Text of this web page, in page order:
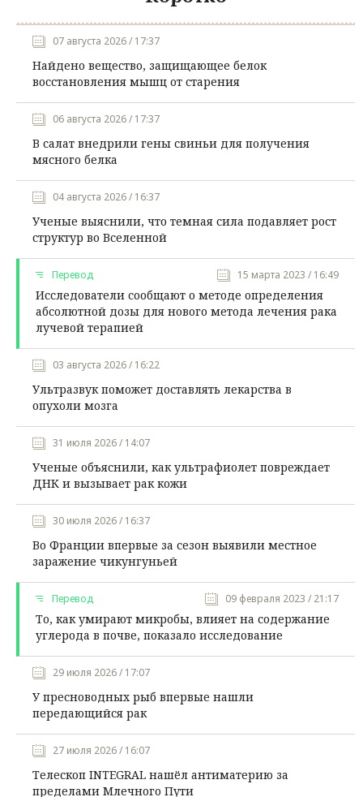
07 августа 2026 / 17:37
Найдено вещество, защищающее белок
восстановления мышц от старения
06 августа 2026 / 17:37
В салат внедрили гены свиньи для получения
мясного белка
04 августа 2026 / 16:37
Ученые выяснили, что темная сила подавляет рост
структур во Вселенной
Перевод 15 марта 2023 / 16:49
Исследователи сообщают о методе определения
абсолютной дозы для нового метода лечения рака
лучевой терапией
03 августа 2026 / 16:22
Ультразвук поможет доставлять лекарства в
опухоли мозга
31 июля 2026 / 14:07
Ученые объяснили, как ультрафиолет повреждает
ДНК и вызывает рак кожи
30 июля 2026 / 16:37
Во Франции впервые за сезон выявили местное
заражение чикунгуньей
Перевод 09 февраля 2023 / 21:17
То, как умирают микробы, влияет на содержание
углерода в почве, показало исследование
29 июля 2026 / 17:07
У пресноводных рыб впервые нашли
передающийся рак
27 июля 2026 / 16:07
Телескоп INTEGRAL нашёл антиматерию за
пределами Млечного Пути